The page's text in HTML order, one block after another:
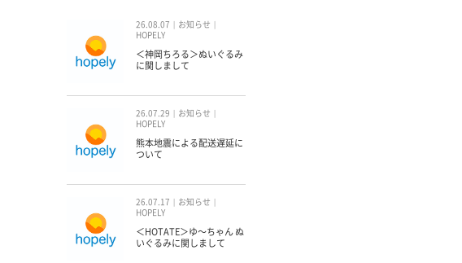
26.08.07
お知らせ
HOPELY
＜神岡ちろる＞ぬいぐるみ
に関しまして
26.07.29
お知らせ
HOPELY
熊本地震による配送遅延に
ついて
26.07.17
お知らせ
HOPELY
＜HOTATE＞ゆ〜ちゃん ぬ
いぐるみに関しまして